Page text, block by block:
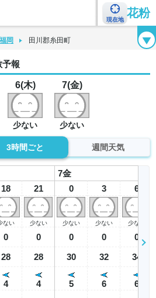
現在地
花粉
花粉症チェックシート 花粉症ハンドブック
福岡 田川郡糸田町
予報
6(木)
少ない
7(金)
少ない
3時間ごと 週間天気
18
ない
0
28
4
21
少ない
0
28
4
7金
0
少ない
0
30
5
3
少ない
0
32
6
6
少ない
0
34
6